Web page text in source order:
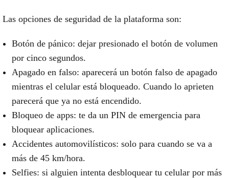
Las opciones de seguridad de la plataforma son:
Botón de pánico: dejar presionado el botón de volumen
por cinco segundos.
Apagado en falso: aparecerá un botón falso de apagado
mientras el celular está bloqueado. Cuando lo aprieten
parecerá que ya no está encendido.
Bloqueo de apps: te da un PIN de emergencia para
bloquear aplicaciones.
Accidentes automovilísticos: solo para cuando se va a
más de 45 km/hora.
Selfies: si alguien intenta desbloquear tu celular por más